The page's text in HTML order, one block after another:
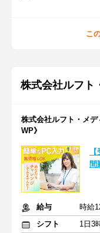
こ
株式会社ルフト
株式会社ルフト・メ
WP》
間
給与
時給
シフト
1日3